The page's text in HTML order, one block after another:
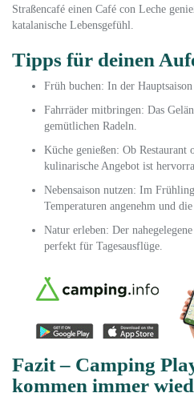
Straßencafé einen Café con Leche
katalanische Lebensgefühl.
Tipps für deinen
Früh buchen: In der
Fahrräder mitbringen: Das
gemütlichen Radeln.
Küche genießen: Ob Restaurant
kulinarische Angebot ist
Nebensaison nutzen: Im
Temperaturen angenehm und
Natur erleben: Der
perfekt für Tagesausflüge.
Fazit – Camping
kommen immer